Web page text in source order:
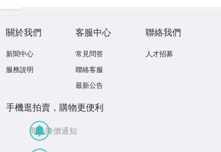
關於我們
新聞中心
服務說明
客服中心
常見問答
聯絡客服
最新公告
聯絡我們
人才招募
手機逛拍賣，購物更便利
商品降價通知